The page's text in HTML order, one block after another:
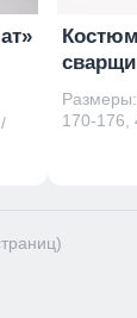
170-176,